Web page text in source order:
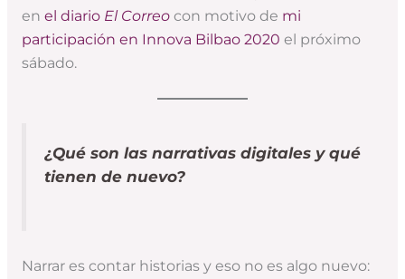
en el diario El Correocon motivo de mi
participación en Innova Bilbao 2020 el próximo
sábado.
¿Qué son las narrativas digitales y qué
tienen de nuevo?
Narrar es contar historias y eso no es algo nuevo: